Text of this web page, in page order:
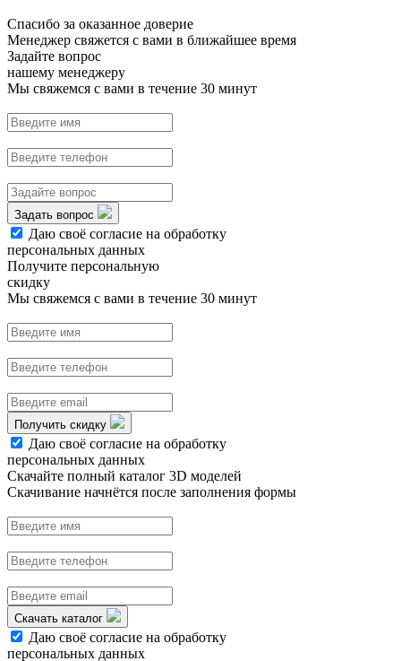
Спасибо за оказанное доверие
Менеджер свяжется с вами в ближайшее время
Задайте вопрос
нашему менеджеру
Мы свяжемся с вами в течение 30 минут
Задать вопрос
Даю своё согласие на обработку
персональных данных
Получите персональную
скидку
Мы свяжемся с вами в течение 30 минут
Получить скидку
Даю своё согласие на обработку
персональных данных
Скачайте полный каталог 3D моделей
Скачивание начнётся после заполнения формы
Скачать каталог
Даю своё согласие на обработку
персональных данных